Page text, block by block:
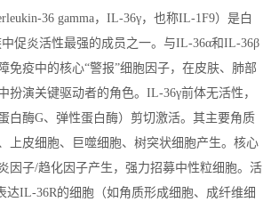
36 gamma，IL-36γ，也称IL-1F9）是白
促炎活性最强的成员之一。与IL-36α和IL-36β
免疫中的核心“警报”细胞因子，在皮肤、肺部
扮演关键驱动者的角色。IL-36γ前体无活性，
白酶G、弹性蛋白酶）剪切激活。其主要角质
上皮细胞、巨噬细胞、树突状细胞产生。核心
因子/趋化因子产生，强力招募中性粒细胞。活
达IL-36R的细胞（如角质形成细胞、成纤维细